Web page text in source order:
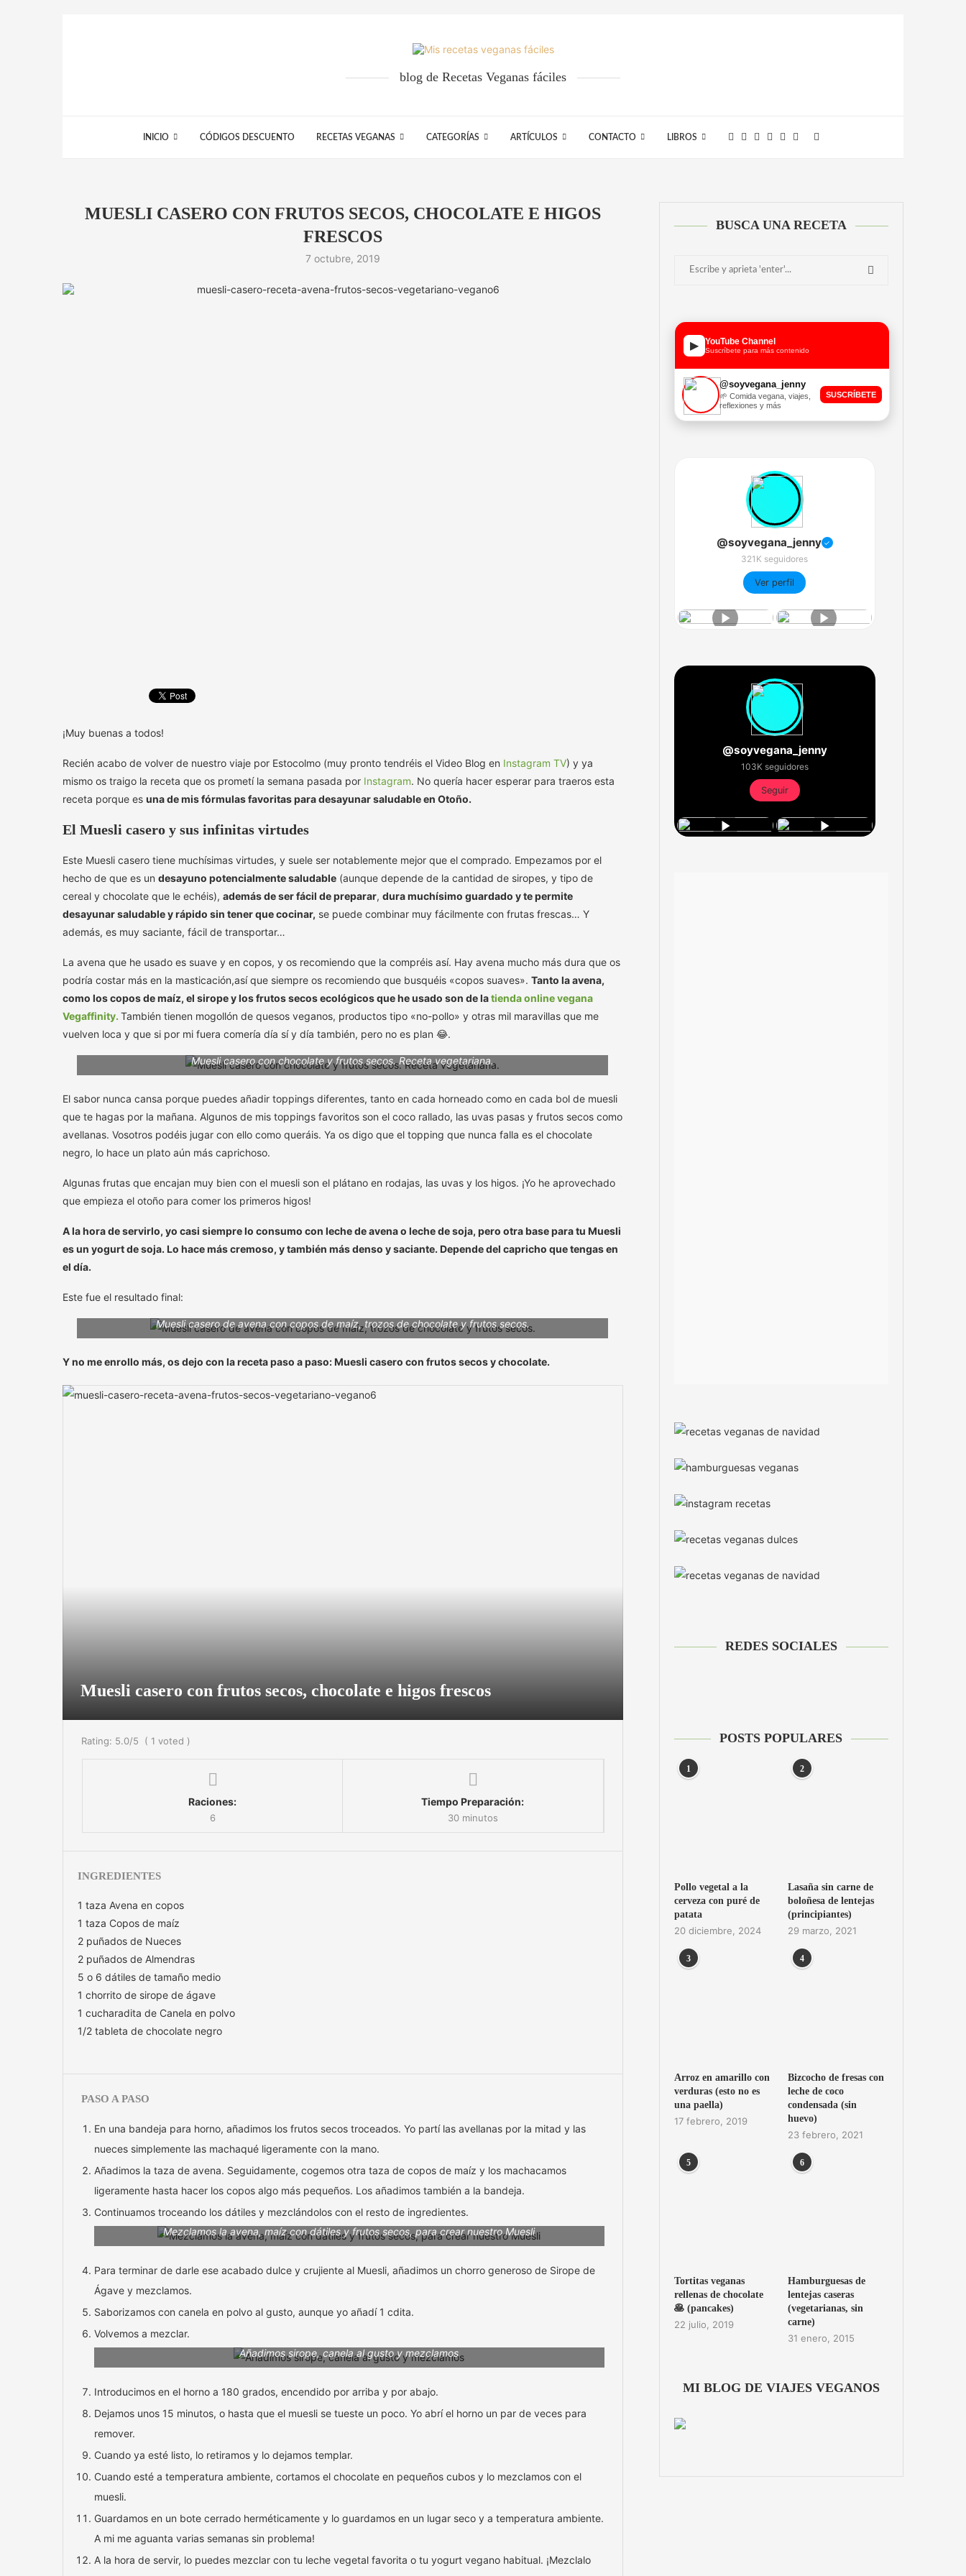
blog de Recetas Veganas fáciles
INICIO CÓDIGOS DESCUENTO RECETAS VEGANAS CATEGORÍAS ARTÍCULOS CONTACTO LIBROS
MUESLI CASERO CON FRUTOS SECOS, CHOCOLATE E HIGOS
FRESCOS
7 octubre, 2019
¡Muy buenas a todos!
Recién acabo de volver de nuestro viaje por Estocolmo (muy pronto tendréis el Video Blog en Instagram TV) y ya
mismo os traigo la receta que os prometí la semana pasada por Instagram. No quería hacer esperar para traeros esta
receta porque es una de mis fórmulas favoritas para desayunar saludable en Otoño.
El Muesli casero y sus infinitas virtudes
Este Muesli casero tiene muchísimas virtudes, y suele ser notablemente mejor que el comprado. Empezamos por el
hecho de que es un desayuno potencialmente saludable (aunque depende de la cantidad de siropes, y tipo de
cereal y chocolate que le echéis), además de ser fácil de preparar, dura muchísimo guardado y te permite
desayunar saludable y rápido sin tener que cocinar, se puede combinar muy fácilmente con frutas frescas… Y
además, es muy saciante, fácil de transportar…
La avena que he usado es suave y en copos, y os recomiendo que la compréis así. Hay avena mucho más dura que os
podría costar más en la masticación,así que siempre os recomiendo que busquéis «copos suaves». Tanto la avena,
como los copos de maíz, el sirope y los frutos secos ecológicos que he usado son de latienda online vegana
Vegaffinity. También tienen mogollón de quesos veganos, productos tipo «no-pollo» y otras mil maravillas que me
vuelven loca y que si por mi fuera comería día sí y día también, pero no es plan 😂.
Muesli casero con chocolate y frutos secos. Receta vegetariana.
El sabor nunca cansa porque puedes añadir toppings diferentes, tanto en cada horneado como en cada bol de muesli
que te hagas por la mañana. Algunos de mis toppings favoritos son el coco rallado, las uvas pasas y frutos secos como
avellanas. Vosotros podéis jugar con ello como queráis. Ya os digo que el topping que nunca falla es el chocolate
negro, lo hace un plato aún más caprichoso.
Algunas frutas que encajan muy bien con el muesli son el plátano en rodajas, las uvas y los higos. ¡Yo he aprovechado
que empieza el otoño para comer los primeros higos!
A la hora de servirlo, yo casi siempre lo consumo con leche de avena o leche de soja, pero otra base para tu Muesli
es un yogurt de soja. Lo hace más cremoso, y también más denso y saciante. Depende del capricho que tengas en
el día.
Este fue el resultado final:
Muesli casero de avena con copos de maíz, trozos de chocolate y frutos secos.
Y no me enrollo más, os dejo con la receta paso a paso: Muesli casero con frutos secos y chocolate.
Muesli casero con frutos secos, chocolate e higos frescos
Rating: 5.0/5 ( 1 voted )
Raciones:
6
Tiempo Preparación:
30 minutos
INGREDIENTES
1 taza Avena en copos
1 taza Copos de maíz
2 puñados de Nueces
2 puñados de Almendras
5 o 6 dátiles de tamaño medio
1 chorrito de sirope de ágave
1 cucharadita de Canela en polvo
1/2 tableta de chocolate negro
PASO A PASO
En una bandeja para horno, añadimos los frutos secos troceados. Yo partí las avellanas por la mitad y las
nueces simplemente las machaqué ligeramente con la mano.
Añadimos la taza de avena. Seguidamente, cogemos otra taza de copos de maíz y los machacamos
ligeramente hasta hacer los copos algo más pequeños. Los añadimos también a la bandeja.
Continuamos troceando los dátiles y mezclándolos con el resto de ingredientes.
Mezclamos la avena, maíz con dátiles y frutos secos, para crear nuestro Muesli
Para terminar de darle ese acabado dulce y crujiente al Muesli, añadimos un chorro generoso de Sirope de
Ágave y mezclamos.
Saborizamos con canela en polvo al gusto, aunque yo añadí 1 cdita.
Volvemos a mezclar.
Añadimos sirope, canela al gusto y mezclamos
Introducimos en el horno a 180 grados, encendido por arriba y por abajo.
Dejamos unos 15 minutos, o hasta que el muesli se tueste un poco. Yo abrí el horno un par de veces para
remover.
Cuando ya esté listo, lo retiramos y lo dejamos templar.
Cuando esté a temperatura ambiente, cortamos el chocolate en pequeños cubos y lo mezclamos con el
muesli.
Guardamos en un bote cerrado herméticamente y lo guardamos en un lugar seco y a temperatura ambiente.
A mi me aguanta varias semanas sin problema!
A la hora de servir, lo puedes mezclar con tu leche vegetal favorita o tu yogurt vegano habitual. ¡Mezclalo
BUSCA UNA RECETA
▶ YouTube Channel
Suscríbete para más contenido
@soyvegana_jenny
🌱 Comida vegana, viajes,
reflexiones y más
SUSCRÍBETE
@soyvegana_jenny ✓
321K seguidores
Ver perfil
@soyvegana_jenny
103K seguidores
Seguir
REDES SOCIALES
POSTS POPULARES
1
Pollo vegetal a la
cerveza con puré de
patata
20 diciembre, 2024
2
Lasaña sin carne de
boloñesa de lentejas
(principiantes)
29 marzo, 2021
3
Arroz en amarillo con
verduras (esto no es
una paella)
17 febrero, 2019
4
Bizcocho de fresas con
leche de coco
condensada (sin
huevo)
23 febrero, 2021
5
Tortitas veganas
rellenas de chocolate
🥞 (pancakes)
22 julio, 2019
6
Hamburguesas de
lentejas caseras
(vegetarianas, sin
carne)
31 enero, 2015
MI BLOG DE VIAJES VEGANOS